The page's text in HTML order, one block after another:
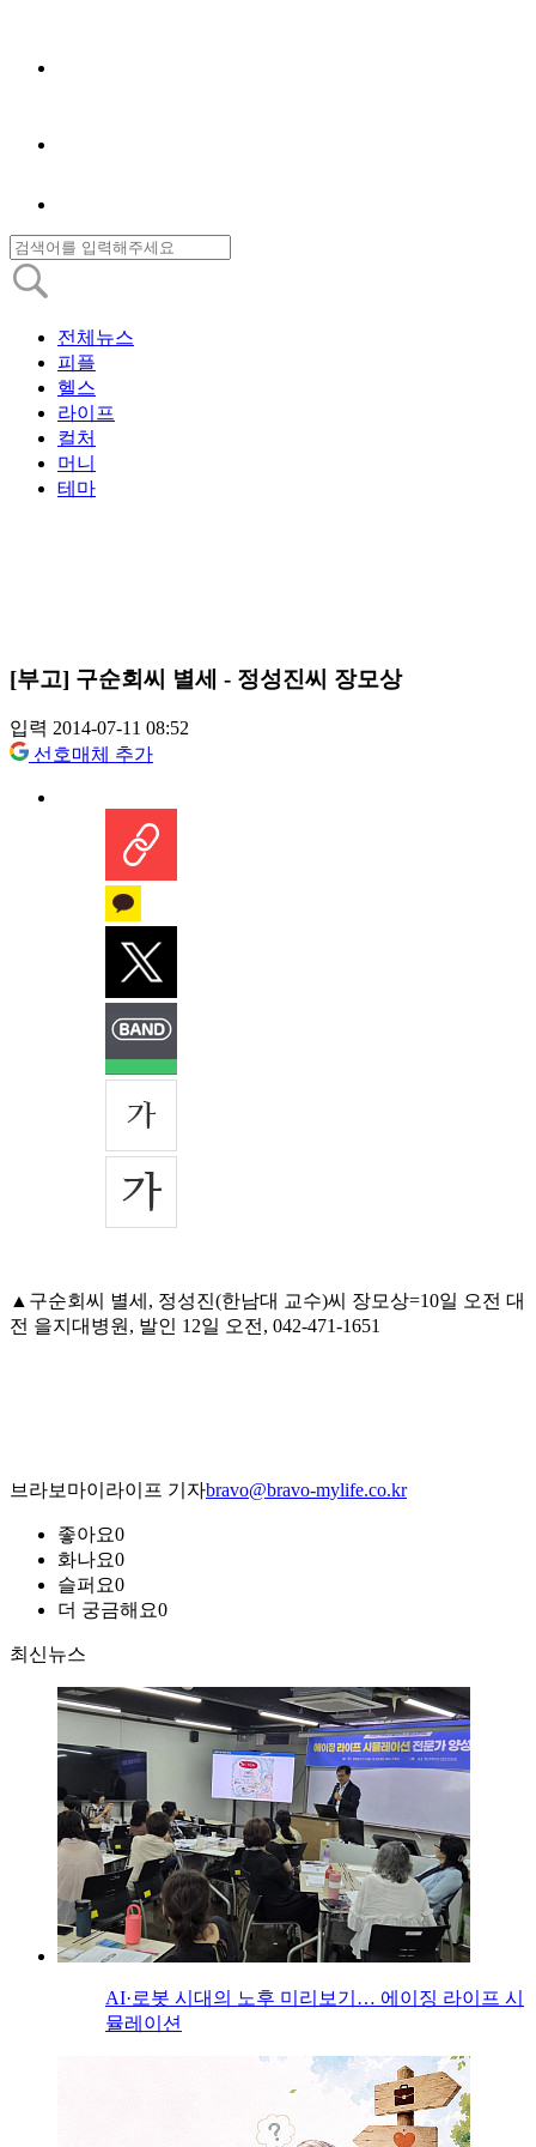
전체뉴스
피플
헬스
라이프
컬처
머니
테마
[부고] 구순회씨 별세 - 정성진씨 장모상
입력 2014-07-11 08:52
선호매체 추가
▲구순회씨 별세, 정성진(한남대 교수)씨 장모상=10일 오전 대
전 을지대병원, 발인 12일 오전, 042-471-1651
브라보마이라이프 기자bravo@bravo-mylife.co.kr
좋아요0
화나요0
슬퍼요0
더 궁금해요0
최신뉴스
AI·로봇 시대의 노후 미리보기… 에이징 라이프 시
뮬레이션